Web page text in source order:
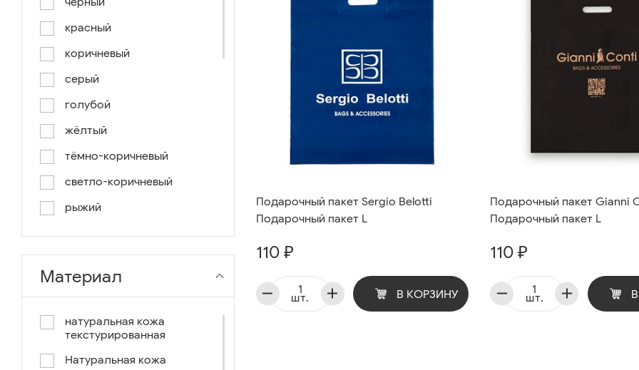
красный
коричневый
серый
голубой
жёлтый
тёмно-коричневый
светло-коричневый
рыжий
серо-коричневый
светло-голубой
чёрный-коричневый
комбинированный
коричнево-зеленый
Материал
натуральная кожа
текстурированная
Натуральная кожа
Подарочный пакет Sergio Belotti
Подарочный пакет L
110 ₽
шт. В КОРЗИНУ
Подарочный пакет Gianni
Подарочный пакет L
110 ₽
шт.